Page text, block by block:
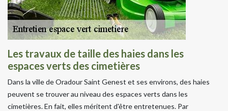
Les travaux de taille des haies dans les
espaces verts des cimetières
Dans la ville de Oradour Saint Genest et ses environs, des haies
peuvent se trouver au niveau des espaces verts dans les
cimetières. En fait, elles méritent d'être entretenues. Par